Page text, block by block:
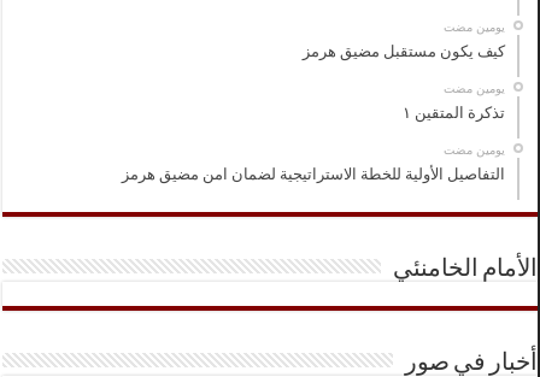
‏يومين مضت
كيف يكون مستقبل مضيق هرمز
‏يومين مضت
تذكرة المتقين ١
‏يومين مضت
التفاصيل الأولية للخطة الاستراتيجية لضمان امن مضيق هرمز
الأمام الخامنئي
أخبار في صور